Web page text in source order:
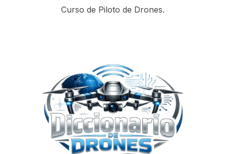
Curso de Piloto de Drones.